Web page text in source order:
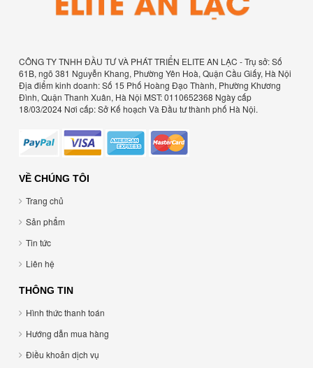
CÔNG TY TNHH ĐẦU TƯ VÀ PHÁT TRIỂN ELITE AN LẠC - Trụ sở: Số
61B, ngõ 381 Nguyễn Khang, Phường Yên Hoà, Quận Cầu Giấy, Hà Nội
Địa điểm kinh doanh: Số 15 Phố Hoàng Đạo Thành, Phường Khương
Đình, Quận Thanh Xuân, Hà Nội MST: 0110652368 Ngày cấp
18/03/2024 Nơi cấp: Sở Kế hoạch Và Đầu tư thành phố Hà Nội.
VỀ CHÚNG TÔI
Trang chủ
Sản phẩm
Tin tức
Liên hệ
THÔNG TIN
Hình thức thanh toán
Hướng dẫn mua hàng
Điều khoản dịch vụ